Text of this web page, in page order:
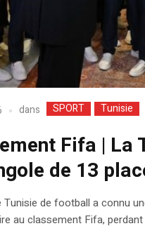
dans SPORT Tunisie
Fifa | La
de 13
Tunisie de football a connu
au classement Fifa, perdant